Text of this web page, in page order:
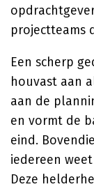
projectteams
Een scherp
houvast aan
aan de
en vormt de
eind.
iedereen
Deze